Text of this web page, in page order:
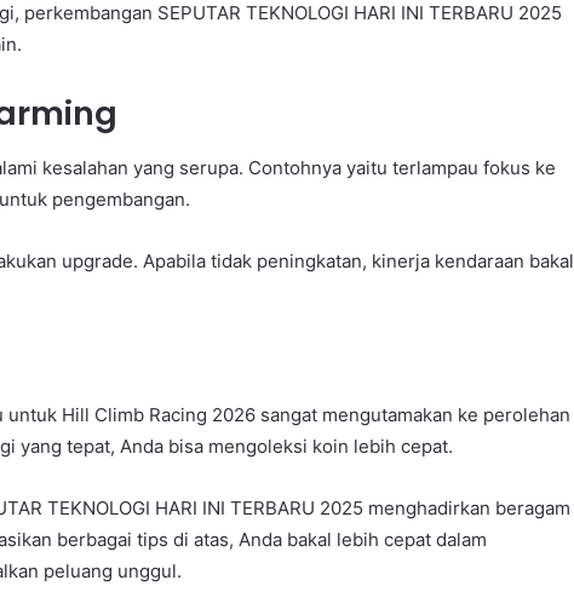
perkembangan SEPUTAR TEKNOLOGI HARI INI TERBARU 2025
kesalahan yang serupa. Contohnya yaitu terlampau fokus ke
pengembangan.
upgrade. Apabila tidak peningkatan, kinerja kendaraan bakal
Hill Climb Racing 2026 sangat mengutamakan ke perolehan
yang tepat, Anda bisa mengoleksi koin lebih cepat.
TEKNOLOGI HARI INI TERBARU 2025 menghadirkan beragam
berbagai tips di atas, Anda bakal lebih cepat dalam
peluang unggul.